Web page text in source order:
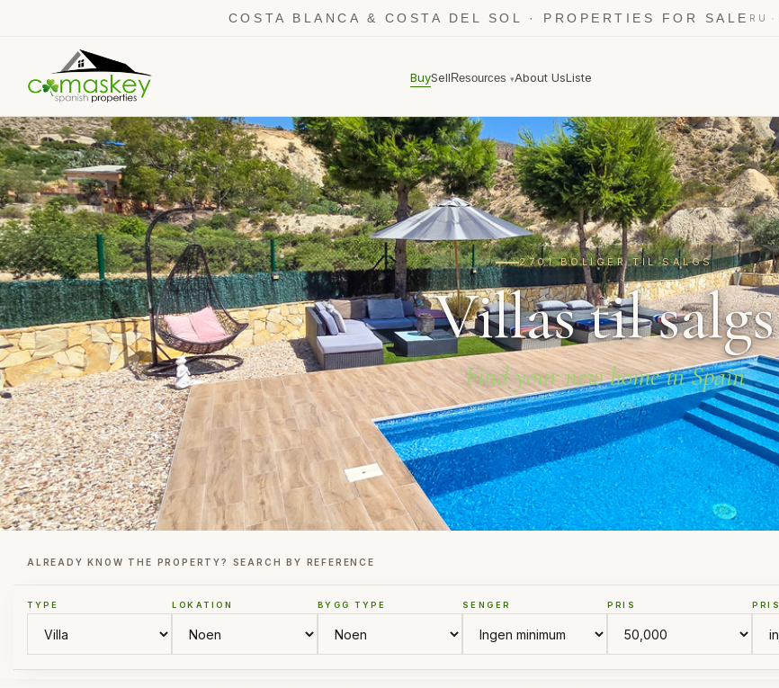
COSTA BLANCA & COSTA DEL SOL · PROPERTIES FOR SALE RU ·
BuySellResources▾About UsListe
2701 BOLIGER TIL SALGS
Villas til salgs
Find your new home in Spain
ALREADY KNOW THE PROPERTY? SEARCH BY REFERENCE
TYPE LOKATION BYGG TYPE SENGER PRIS PRIS